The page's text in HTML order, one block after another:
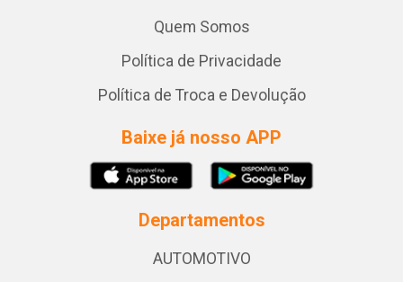
Quem Somos
Política de Privacidade
Política de Troca e Devolução
Baixe já nosso APP
Departamentos
AUTOMOTIVO